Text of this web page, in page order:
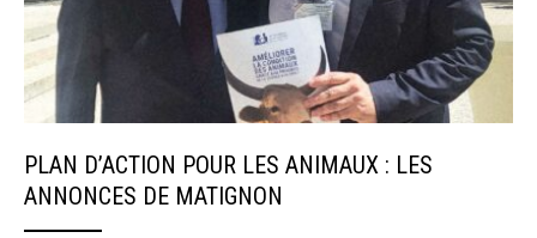
PLAN D’ACTION POUR LES ANIMAUX : LES
ANNONCES DE MATIGNON